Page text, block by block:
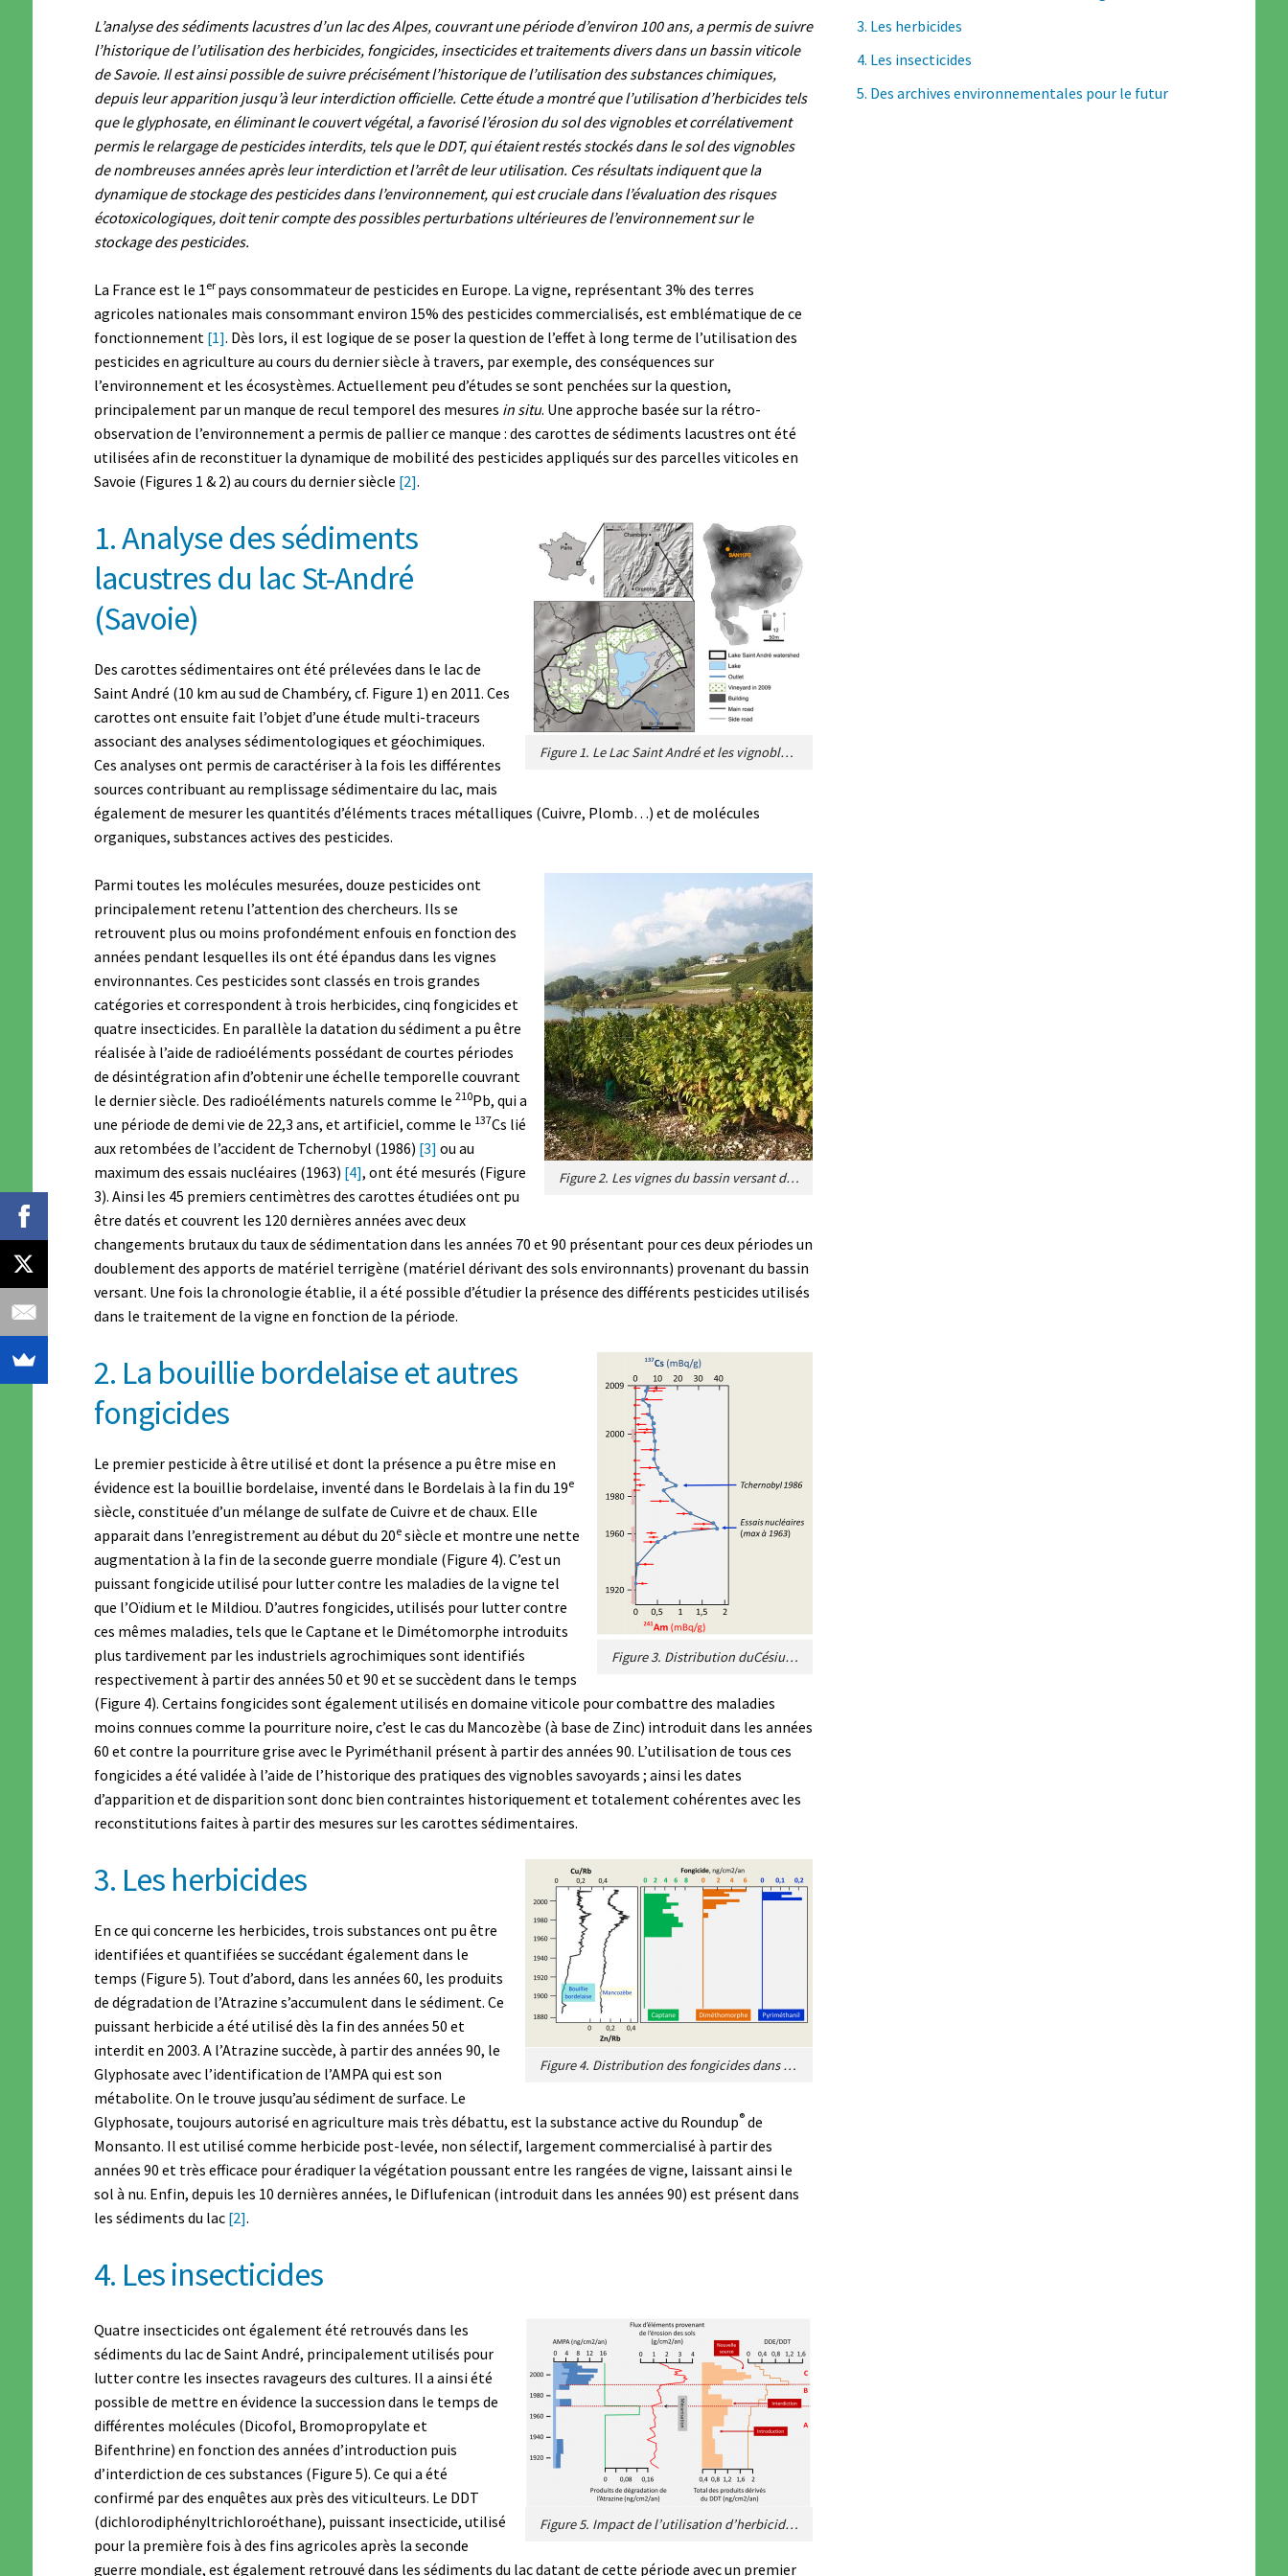
L’analyse des sédiments lacustres d’un lac des Alpes, couvrant une période d’environ 100 ans, a permis de suivre
l’historique de l’utilisation des herbicides, fongicides, insecticides et traitements divers dans un bassin viticole
de Savoie. Il est ainsi possible de suivre précisément l’historique de l’utilisation des substances chimiques,
depuis leur apparition jusqu’à leur interdiction officielle. Cette étude a montré que l’utilisation d’herbicides tels
que le glyphosate, en éliminant le couvert végétal, a favorisé l’érosion du sol des vignobles et corrélativement
permis le relargage de pesticides interdits, tels que le DDT, qui étaient restés stockés dans le sol des vignobles
de nombreuses années après leur interdiction et l’arrêt de leur utilisation. Ces résultats indiquent que la
dynamique de stockage des pesticides dans l’environnement, qui est cruciale dans l’évaluation des risques
écotoxicologiques, doit tenir compte des possibles perturbations ultérieures de l’environnement sur le
stockage des pesticides.
La France est le 1er pays consommateur de pesticides en Europe. La vigne, représentant 3% des terres
agricoles nationales mais consommant environ 15% des pesticides commercialisés, est emblématique de ce
fonctionnement [1]. Dès lors, il est logique de se poser la question de l’effet à long terme de l’utilisation des
pesticides en agriculture au cours du dernier siècle à travers, par exemple, des conséquences sur
l’environnement et les écosystèmes. Actuellement peu d’études se sont penchées sur la question,
principalement par un manque de recul temporel des mesures in situ. Une approche basée sur la rétro-
observation de l’environnement a permis de pallier ce manque : des carottes de sédiments lacustres ont été
utilisées afin de reconstituer la dynamique de mobilité des pesticides appliqués sur des parcelles viticoles en
Savoie (Figures 1 & 2) au cours du dernier siècle [2].
Figure 1. Le Lac Saint André et les vignobles environnants (en 2009). La carte bathymétrique (carte topographique du fond dulac qui présente les profondeurs par des courbes de niveau) montre le site de prélèvement (SAN11P2) dans la zone la plus profonde (la plus sombre sur la carte) du lac. [Source : Adapté de Sabatier et al. [2].]
1. Analyse des sédiments
lacustres du lac St-André
(Savoie)
Des carottes sédimentaires ont été prélevées dans le lac de
Saint André (10 km au sud de Chambéry, cf. Figure 1) en 2011. Ces
carottes ont ensuite fait l’objet d’une étude multi-traceurs
associant des analyses sédimentologiques et géochimiques.
Ces analyses ont permis de caractériser à la fois les différentes
sources contribuant au remplissage sédimentaire du lac, mais
également de mesurer les quantités d’éléments traces métalliques (Cuivre, Plomb…) et de molécules
organiques, substances actives des pesticides.
Figure 2. Les vignes du bassin versant du lac de Saint André. Ces vignes ont fait l’objet de traitements tout au long du 20e siècle. [Source : Photo © Pierre Sabatier].
Parmi toutes les molécules mesurées, douze pesticides ont
principalement retenu l’attention des chercheurs. Ils se
retrouvent plus ou moins profondément enfouis en fonction des
années pendant lesquelles ils ont été épandus dans les vignes
environnantes. Ces pesticides sont classés en trois grandes
catégories et correspondent à trois herbicides, cinq fongicides et
quatre insecticides. En parallèle la datation du sédiment a pu être
réalisée à l’aide de radioéléments possédant de courtes périodes
de désintégration afin d’obtenir une échelle temporelle couvrant
le dernier siècle. Des radioéléments naturels comme le 210Pb, qui a
une période de demi vie de 22,3 ans, et artificiel, comme le 137Cs lié
aux retombées de l’accident de Tchernobyl (1986) [3] ou au
maximum des essais nucléaires (1963) [4], ont été mesurés (Figure
3). Ainsi les 45 premiers centimètres des carottes étudiées ont pu
être datés et couvrent les 120 dernières années avec deux
changements brutaux du taux de sédimentation dans les années 70 et 90 présentant pour ces deux périodes un
doublement des apports de matériel terrigène (matériel dérivant des sols environnants) provenant du bassin
versant. Une fois la chronologie établie, il a été possible d’étudier la présence des différents pesticides utilisés
dans le traitement de la vigne en fonction de la période.
Figure 3. Distribution duCésium 137 (137Cs) dans les sédiments du Lac St-André depuis 1920. L’âge des sédiments estimé (flèches roses) permet de dater les deux pics de 137Cs. Le pic le plus important correspond à la présence de 137Cs dans l’atmosphère due aux essais nucléaires(premières retombées datant de 1955 et maximum de137Cs dans l’atmosphère observé en 1963).Ce 137Cs s’est peu à peu déposé sur l’ensemble de la planète (très majoritairement dans l’hémisphère nord).Ces données sont corrélées à la présence de241Am (Américium, en rouge), un élément provenant de la désintégration du 241Pu (Plutonium) à la suite des essais nucléaires. Plus récemment, une augmentation significative, mais transitoire, de la teneur en 137Cs a été observée dans les sédiments du lac à la suite de la catastrophe de Tchernobyl (1986). [Source : Adapté de Sabatier et al. (voir réf. [2]).]
2. La bouillie bordelaise et autres
fongicides
Le premier pesticide à être utilisé et dont la présence a pu être mise en
évidence est la bouillie bordelaise, inventé dans le Bordelais à la fin du 19e
siècle, constituée d’un mélange de sulfate de Cuivre et de chaux. Elle
apparait dans l’enregistrement au début du 20esiècle et montre une nette
augmentation à la fin de la seconde guerre mondiale (Figure 4). C’est un
puissant fongicide utilisé pour lutter contre les maladies de la vigne tel
que l’Oïdium et le Mildiou. D’autres fongicides, utilisés pour lutter contre
ces mêmes maladies, tels que le Captane et le Dimétomorphe introduits
plus tardivement par les industriels agrochimiques sont identifiés
respectivement à partir des années 50 et 90 et se succèdent dans le temps
(Figure 4). Certains fongicides sont également utilisés en domaine viticole pour combattre des maladies
moins connues comme la pourriture noire, c’est le cas du Mancozèbe (à base de Zinc) introduit dans les années
60 et contre la pourriture grise avec le Pyriméthanil présent à partir des années 90. L’utilisation de tous ces
fongicides a été validée à l’aide de l’historique des pratiques des vignobles savoyards ; ainsi les dates
d’apparition et de disparition sont donc bien contraintes historiquement et totalement cohérentes avec les
reconstitutions faites à partir des mesures sur les carottes sédimentaires.
Figure 4. Distribution des fongicides dans les sédiments du lac St-André depuis 1880. La bouillie bordelaise et le Mancozèbe sont des compositions à base de Cuivre et de Zinc, respectivement. Leur quantité est estimée par comparaison avec la teneur des sédiments en Rubidium qui est présent naturellement dans le bassin versant. On voit que l’utilisation de la bouillie bordelaise a fortement augmenté après la seconde guerre mondiale. La partie droite montre la distribution de fongicides de synthèse et on peut suivre les apparitions successives du Captane, du Diméthomorphe et du Pyriméthanil dans les sédiments, suivant en cela les pratiques culturales. [Source : Adapté de Sabatier et al. (voir réf. [2]).]
3. Les herbicides
En ce qui concerne les herbicides, trois substances ont pu être
identifiées et quantifiées se succédant également dans le
temps (Figure 5). Tout d’abord, dans les années 60, les produits
de dégradation de l’Atrazine s’accumulent dans le sédiment. Ce
puissant herbicide a été utilisé dès la fin des années 50 et
interdit en 2003. A l’Atrazine succède, à partir des années 90, le
Glyphosate avec l’identification de l’AMPA qui est son
métabolite. On le trouve jusqu’au sédiment de surface. Le
Glyphosate, toujours autorisé en agriculture mais très débattu, est la substance active du Roundup®de
Monsanto. Il est utilisé comme herbicide post-levée, non sélectif, largement commercialisé à partir des
années 90 et très efficace pour éradiquer la végétation poussant entre les rangées de vigne, laissant ainsi le
sol à nu. Enfin, depuis les 10 dernières années, le Diflufenican (introduit dans les années 90) est présent dans
les sédiments du lac [2].
4. Les insecticides
Figure 5. Impact de l’utilisation d’herbicides sur la nature des sédiments du Lac St-André. Le flux de résidus terrigènes (provenant des sols des vignobles entourant le lac) augmente significativement vers les années 1970, puis une seconde fois après 1990. Le premier épisode (interface A/B) est probablement le résultat combiné de l’utilisation d’Atrazine d’une part et de l’augmentation de la mécanisation d’autre part. La seconde phase (interface B/C) est liée directement au développement de l’utilisation de Glyphosate (dont le produit de dégradation est l’AMPA ; en bleu clair : limite de détection). Les plantes poussant autour des pieds de vigne sont détruites par l’herbicide, laissant le sol nu très sensible à l’érosion. La quantité deDDT (et de DDE, qui est un produit de dégradation formé en présence d’oxygène) -insecticide interdit d’utilisation depuis 1972- augmente significativement au milieu des années 90. Cette augmentation de l’accumulation de produits terrigènes et de dérivés du DDT est très probablement due au lessivage,lors des orages,des sols désherbés et donc nus. Les valeurs élevées du rapport DDE/DDT sont liées au fait que le DDT a été dégradé en DDE bien après son utilisation, il a donc été relarguédepuis des sols facilement érodables car dépourvus de végétation. [Source : Adapté de Sabatier et al. (voir réf. [2]).]
Quatre insecticides ont également été retrouvés dans les
sédiments du lac de Saint André, principalement utilisés pour
lutter contre les insectes ravageurs des cultures. Il a ainsi été
possible de mettre en évidence la succession dans le temps de
différentes molécules (Dicofol, Bromopropylate et
Bifenthrine) en fonction des années d’introduction puis
d’interdiction de ces substances (Figure 5). Ce qui a été
confirmé par des enquêtes aux près des viticulteurs. Le DDT
(dichlorodiphényltrichloroéthane), puissant insecticide, utilisé
pour la première fois à des fins agricoles après la seconde
guerre mondiale, est également retrouvé dans les sédiments du lac datant de cette période avec un premier
3. Les herbicides
4. Les insecticides
5. Des archives environnementales pour le futur